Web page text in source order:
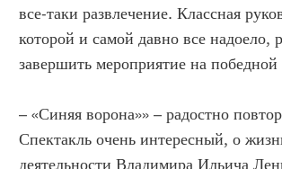
все-таки развлечение. Классная
которой и самой давно все надоело,
завершить мероприятие на победной
– «Синяя ворона»» – радостно
Спектакль очень интересный, о
деятельности Владимира Ильича